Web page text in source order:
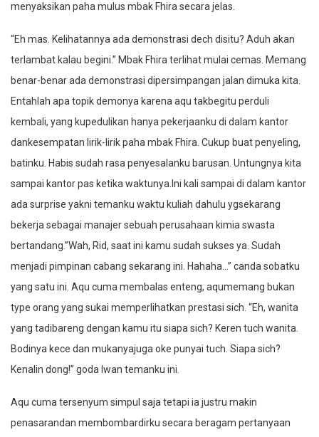
menyaksikan paha mulus mbak Fhira secara jelas.
“Eh mas. Kelihatannya ada demonstrasi dech disitu? Aduh akan
terlambat kalau begini.” Mbak Fhira terlihat mulai cemas. Memang
benar-benar ada demonstrasi dipersimpangan jalan dimuka kita.
Entahlah apa topik demonya karena aqu takbegitu perduli
kembali, yang kupedulikan hanya pekerjaanku di dalam kantor
dankesempatan lirik-lirik paha mbak Fhira. Cukup buat penyeling,
batinku. Habis sudah rasa penyesalanku barusan. Untungnya kita
sampai kantor pas ketika waktunya.Ini kali sampai di dalam kantor
ada surprise yakni temanku waktu kuliah dahulu ygsekarang
bekerja sebagai manajer sebuah perusahaan kimia swasta
bertandang.”Wah, Rid, saat ini kamu sudah sukses ya. Sudah
menjadi pimpinan cabang sekarang ini. Hahaha…” canda sobatku
yang satu ini. Aqu cuma membalas enteng, aqumemang bukan
type orang yang sukai memperlihatkan prestasi sich. “Eh, wanita
yang tadibareng dengan kamu itu siapa sich? Keren tuch wanita.
Bodinya kece dan mukanyajuga oke punyai tuch. Siapa sich?
Kenalin dong!” goda Iwan temanku ini.
Aqu cuma tersenyum simpul saja tetapi ia justru makin
penasarandan membombardirku secara beragam pertanyaan